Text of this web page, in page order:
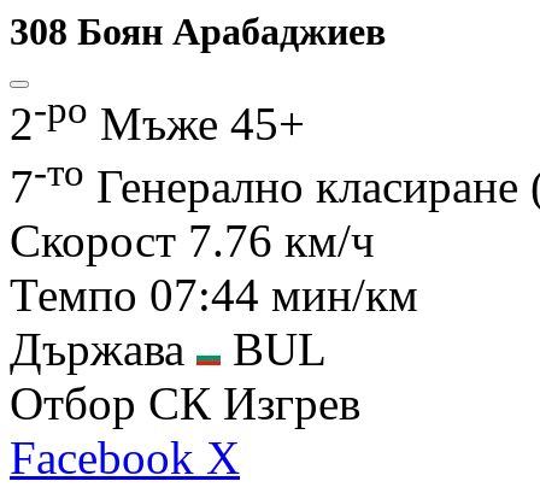
308 Боян Арабаджиев
2-ро Мъже 45+
7-то Генерално
Скорост 7.76 км/ч
Темпо 07:44 мин/км
Държава
BUL
Отбор СК Изгрев
Facebook X